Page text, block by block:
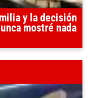
y la decisión
mostré nada